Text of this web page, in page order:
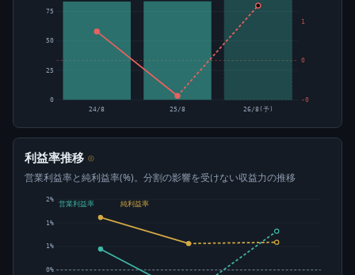
0
25
50
75
-0
0
1
24/8 25/8 26/8(予)
利益率推移 ⊙
営業利益率と純利益率(%)。分割の影響を受けない収益力の推移
0%
1%
1%
2%
営業利益率 純利益率